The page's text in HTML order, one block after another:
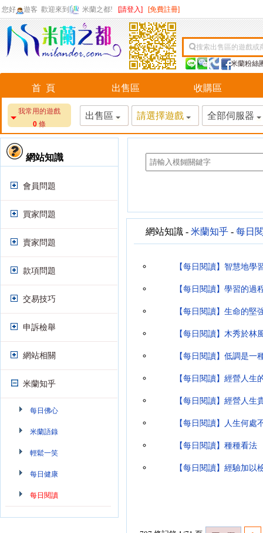
您好 遊客 歡迎來到 米蘭之都! [請登入] [免費註冊]
搜索出售區的遊戲或
米蘭粉絲
首 頁 出售區 收購區
我常用的遊戲
0 條
出售區 請選擇遊戲 全部伺服器
網站知識
會員問題
買家問題
賣家問題
款項問題
交易技巧
申訴檢舉
網站相關
米蘭知乎
每日佛心
米蘭語錄
輕鬆一笑
每日健康
每日閱讀
網站知識 - 米蘭知乎- 每日
【每日閱讀】智慧地學
【每日閱讀】學習的過
【每日閱讀】生命的堅
【每日閱讀】木秀於林
【每日閱讀】低調是一
【每日閱讀】經營人生
【每日閱讀】經營人生
【每日閱讀】人生何處
【每日閱讀】種種看法
【每日閱讀】經驗加以